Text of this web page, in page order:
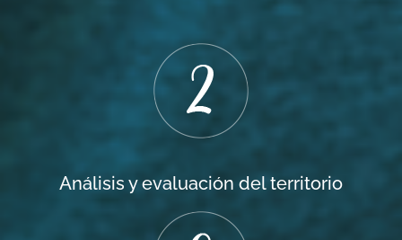
Análisis y evaluación del territorio